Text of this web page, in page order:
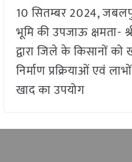
10 सितम्बर 2024,
भूमि की उपजाऊ क्षमता-
द्वारा जिले के किसानों को
निर्माण प्रक्रियाओं एवं
खाद का उपयोग